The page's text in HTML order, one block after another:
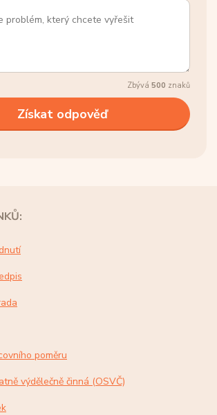
Zbývá 500 znaků
poměru
výdělečně činná (OSVČ)